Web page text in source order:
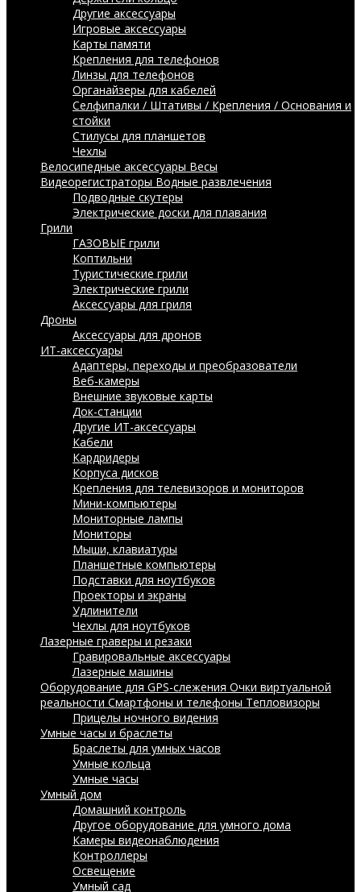
Другие аксессуары
Игровые аксессуары
Карты памяти
Крепления для телефонов
Линзы для телефонов
Органайзеры для кабелей
Селфипалки / Штативы / Крепления / Основания и
стойки
Стилусы для планшетов
Чехлы
Велосипедные аксессуары Весы
Видеорегистраторы Водные развлечения
Подводные скутеры
Электрические доски для плавания
Грили
ГАЗОВЫЕ грили
Коптильни
Туристические грили
Электрические грили
Аксессуары для гриля
Дроны
Аксессуары для дронов
ИТ-аксессуары
Адаптеры, переходы и преобразователи
Веб-камеры
Внешние звуковые карты
Док-станции
Другие ИТ-аксессуары
Кабели
Кардридеры
Корпуса дисков
Крепления для телевизоров и мониторов
Мини-компьютеры
Мониторные лампы
Мониторы
Мыши, клавиатуры
Планшетные компьютеры
Подставки для ноутбуков
Проекторы и экраны
Удлинители
Чехлы для ноутбуков
Лазерные граверы и резаки
Гравировальные аксессуары
Лазерные машины
Оборудование для GPS-слежения Очки виртуальной
реальности Смартфоны и телефоны Тепловизоры
Прицелы ночного видения
Умные часы и браслеты
Браслеты для умных часов
Умные кольца
Умные часы
Умный дом
Домашний контроль
Другое оборудование для умного дома
Камеры видеонаблюдения
Контроллеры
Освещение
Умный сад